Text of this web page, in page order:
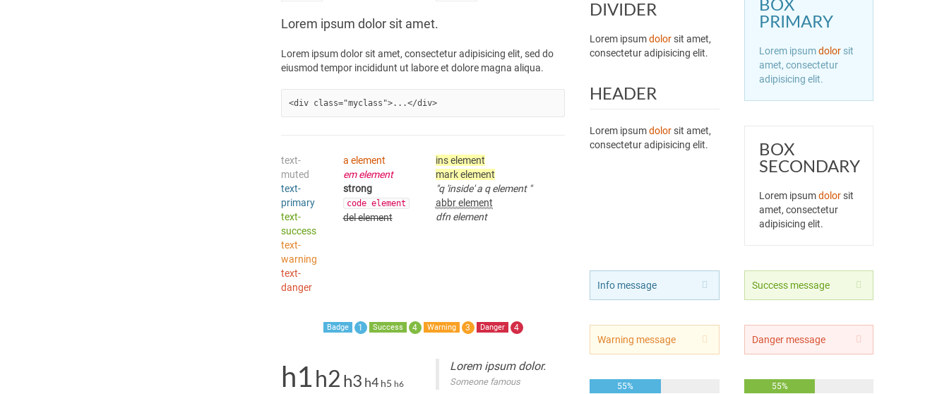
Lorem ipsum dolor sit amet.
Lorem ipsum dolor sit amet, consectetur adipisicing elit, sed do
eiusmod tempor incididunt ut labore et dolore magna aliqua.
<div class="myclass">...</div>
text-
muted
text-
primary
text-
success
text-
warning
text-
danger
a element
em element
strong
code element
del element
ins element
mark element
q insidea q element
abbr element
dfn element
Badge 1 Success 4 Warning 3 Danger 4
h1h2 h3 h4 h5 h6
Lorem ipsum dolor.
Someone famous
DIVIDER
Lorem ipsumdolorsit amet,
consectetur adipisicing elit.
HEADER
Lorem ipsumdolorsit amet,
consectetur adipisicing elit.
PRIMARY
Lorem ipsumdolorsit
amet, consectetur
adipisicing elit.
BOX
SECONDARY
Lorem ipsumdolorsit
amet, consectetur
adipisicing elit.
Info message Success message
Warning message Danger message
55% 55%